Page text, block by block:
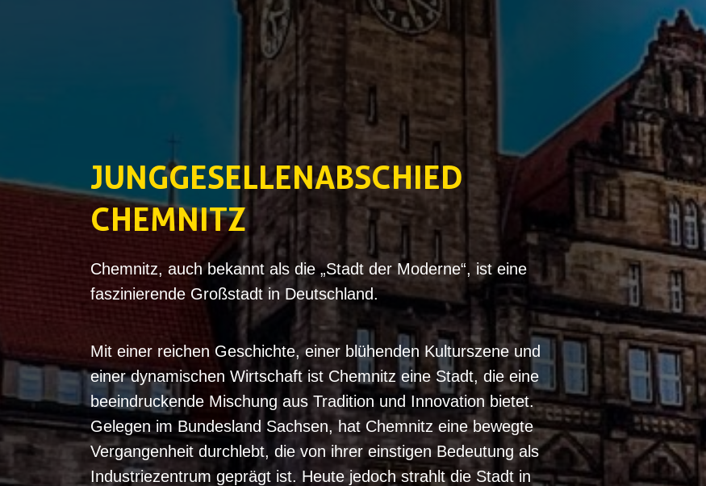
JUNGGESELLEN‌ABSCHIED
CHEMNITZ
Chemnitz, auch bekannt als die „Stadt der Moderne“, ist eine
faszinierende Großstadt in Deutschland.
Mit einer reichen Geschichte, einer blühenden Kulturszene und
einer dynamischen Wirtschaft ist Chemnitz eine Stadt, die eine
beeindruckende Mischung aus Tradition und Innovation bietet.
Gelegen im Bundesland Sachsen, hat Chemnitz eine bewegte
Vergangenheit durchlebt, die von ihrer einstigen Bedeutung als
Industriezentrum geprägt ist. Heute jedoch strahlt die Stadt in